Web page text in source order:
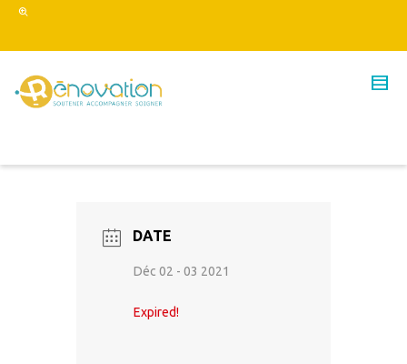
DATE
Déc 02 - 03 2021
Expired!